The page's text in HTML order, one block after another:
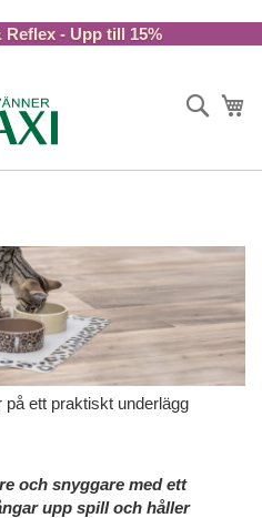
Reflex - Upp till 15%
Sök
och snyggare med ett
upp spill och håller
ett praktiskt underlägg